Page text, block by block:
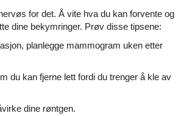
for det. Å vite hva du kan forvente og
dine bekymringer. Prøv disse tipsene:
planlegge mammogram uken etter
du kan fjerne lett fordi du trenger å kle av
dine røntgen.